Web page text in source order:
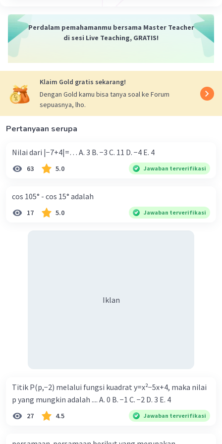
Perdalam pemahamanmu bersama Master Teacher
di sesi Live Teaching, GRATIS!
Klaim Gold gratis sekarang!
Dengan Gold kamu bisa tanya soal ke Forum
sepuasnya, lho.
Pertanyaan serupa
Nilai dari |−7+4|=… A. 3 B. −3 C. 11 D. −4 E. 4
63 5.0 Jawaban terverifikasi
cos 105° - cos 15° adalah
17 5.0 Jawaban terverifikasi
Iklan
Titik P(p,−2) melalui fungsi kuadrat y=x²−5x+4, maka nilai
p yang mungkin adalah .... A. 0 B. −1 C. −2 D. 3 E. 4
27 4.5 Jawaban terverifikasi